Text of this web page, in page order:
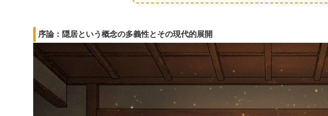
序論：隠居という概念の多義性とその現代的展開